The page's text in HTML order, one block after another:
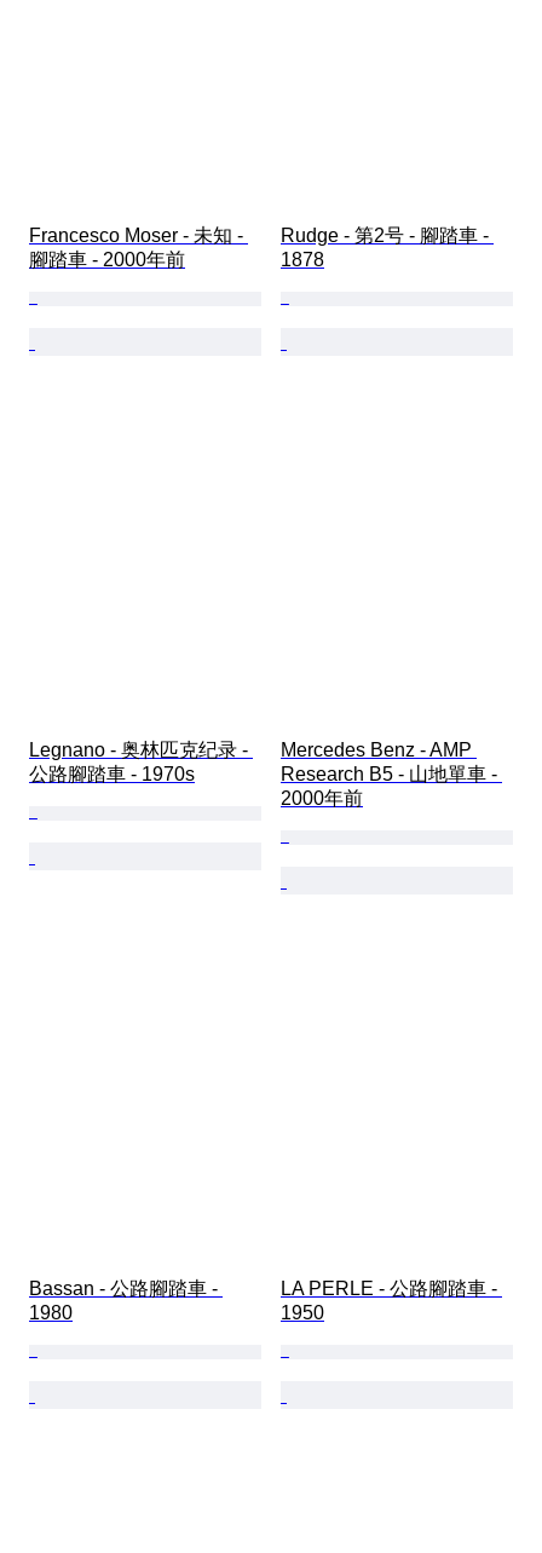
Francesco Moser - 未知 -
腳踏車 - 2000年前
Rudge - 第2号 - 腳踏車 -
1878
Legnano - 奥林匹克纪录 -
公路腳踏車 - 1970s
Mercedes Benz - AMP
Research B5 - 山地單車 -
2000年前
Bassan - 公路腳踏車 -
1980
LA PERLE - 公路腳踏車 -
1950